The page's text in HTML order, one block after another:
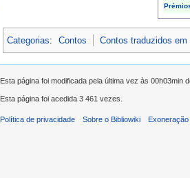
Categorias: Contos Contos traduzidos em
Esta página foi modificada pela última vez às 00h03min
Esta página foi acedida 3 461 vezes.
Política de privacidade Sobre o Bibliowiki